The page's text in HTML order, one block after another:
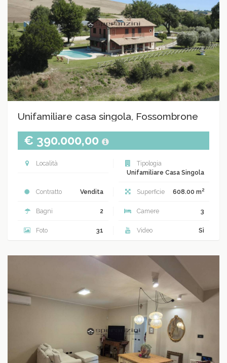
Unifamiliare casa singola, Fossombrone
€ 390.000,00
Località
Tipologia
Unifamiliare Casa Singola
Contratto Vendita Superficie 608.00 m2
Bagni 2 Camere 3
Foto 31 Video Sì